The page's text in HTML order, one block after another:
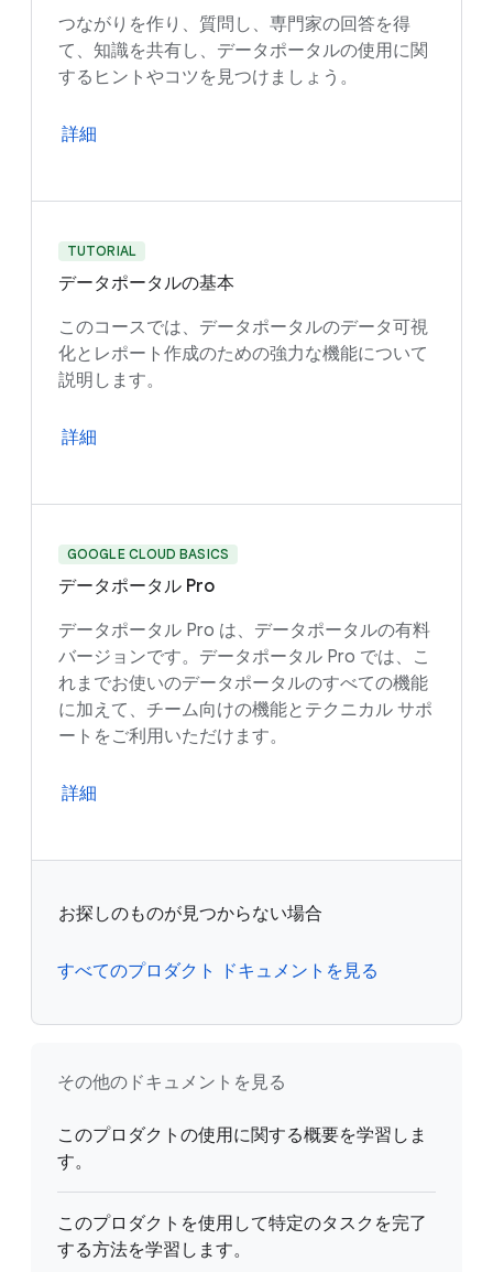
つながりを作り、質問し、専門家の回答を得
て、知識を共有し、データポータルの使用に関
するヒントやコツを見つけましょう。
詳細
TUTORIAL
データポータルの基本
このコースでは、データポータルのデータ可視
化とレポート作成のための強力な機能について
説明します。
詳細
GOOGLE CLOUD BASICS
データポータル Pro
データポータル Pro は、データポータルの有料
バージョンです。データポータル Pro では、こ
れまでお使いのデータポータルのすべての機能
に加えて、チーム向けの機能とテクニカル サポ
ートをご利用いただけます。
詳細
お探しのものが見つからない場合
すべてのプロダクト ドキュメントを見る
その他のドキュメントを見る
このプロダクトの使用に関する概要を学習しま
す。
このプロダクトを使用して特定のタスクを完了
する方法を学習します。